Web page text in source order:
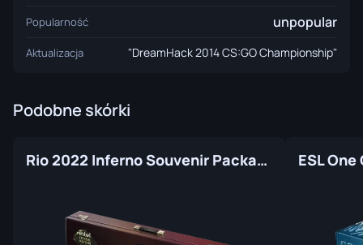
Popularność unpopular
Aktualizacja "DreamHack 2014 CS:GO Championship"
Podobne skórki
Rio 2022 Inferno Souvenir Package